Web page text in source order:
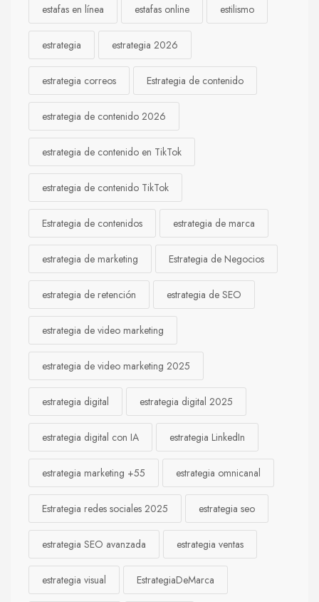
estafas en línea estafas online estilismo
estrategia estrategia 2026
estrategia correos Estrategia de contenido
estrategia de contenido 2026
estrategia de contenido en TikTok
estrategia de contenido TikTok
Estrategia de contenidos estrategia de marca
estrategia de marketing Estrategia de Negocios
estrategia de retención estrategia de SEO
estrategia de video marketing
estrategia de video marketing 2025
estrategia digital estrategia digital 2025
estrategia digital con IA estrategia LinkedIn
estrategia marketing +55 estrategia omnicanal
Estrategia redes sociales 2025 estrategia seo
estrategia SEO avanzada estrategia ventas
estrategia visual EstrategiaDeMarca